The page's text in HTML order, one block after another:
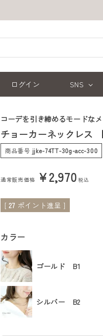
ログイン SNS
コーデを引き締めるモードな
チョーカーネックレス
商品番号 jjke-74TT-30g-acc-300
通常販売価格 ¥2,970 税込
[ 27 ポイント進呈 ]
カラー
ゴールド B1
シルバー B2